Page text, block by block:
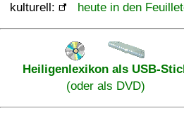
kulturell:
heute in den
Heiligenlexikon als USB-
(oder als DVD)